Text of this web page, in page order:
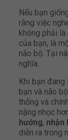
Nếu bạn
rằng việc
không phải
của bạn, là
não bộ. Tại
nghĩa.
Khi bạn đang
bạn và não
thống và
nặng nhọc
hướng, nhận
diễn ra trong